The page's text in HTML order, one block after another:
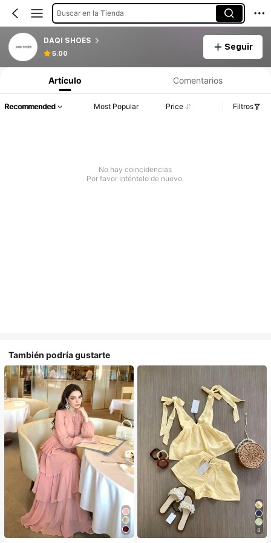
Buscar en la Tienda
DAQI SHOES
5.00
Seguir
Artículo Comentarios
Recommended Most Popular Price Filtros
No hay coincidencias
Por favor inténtelo de nuevo.
También podría gustarte
8